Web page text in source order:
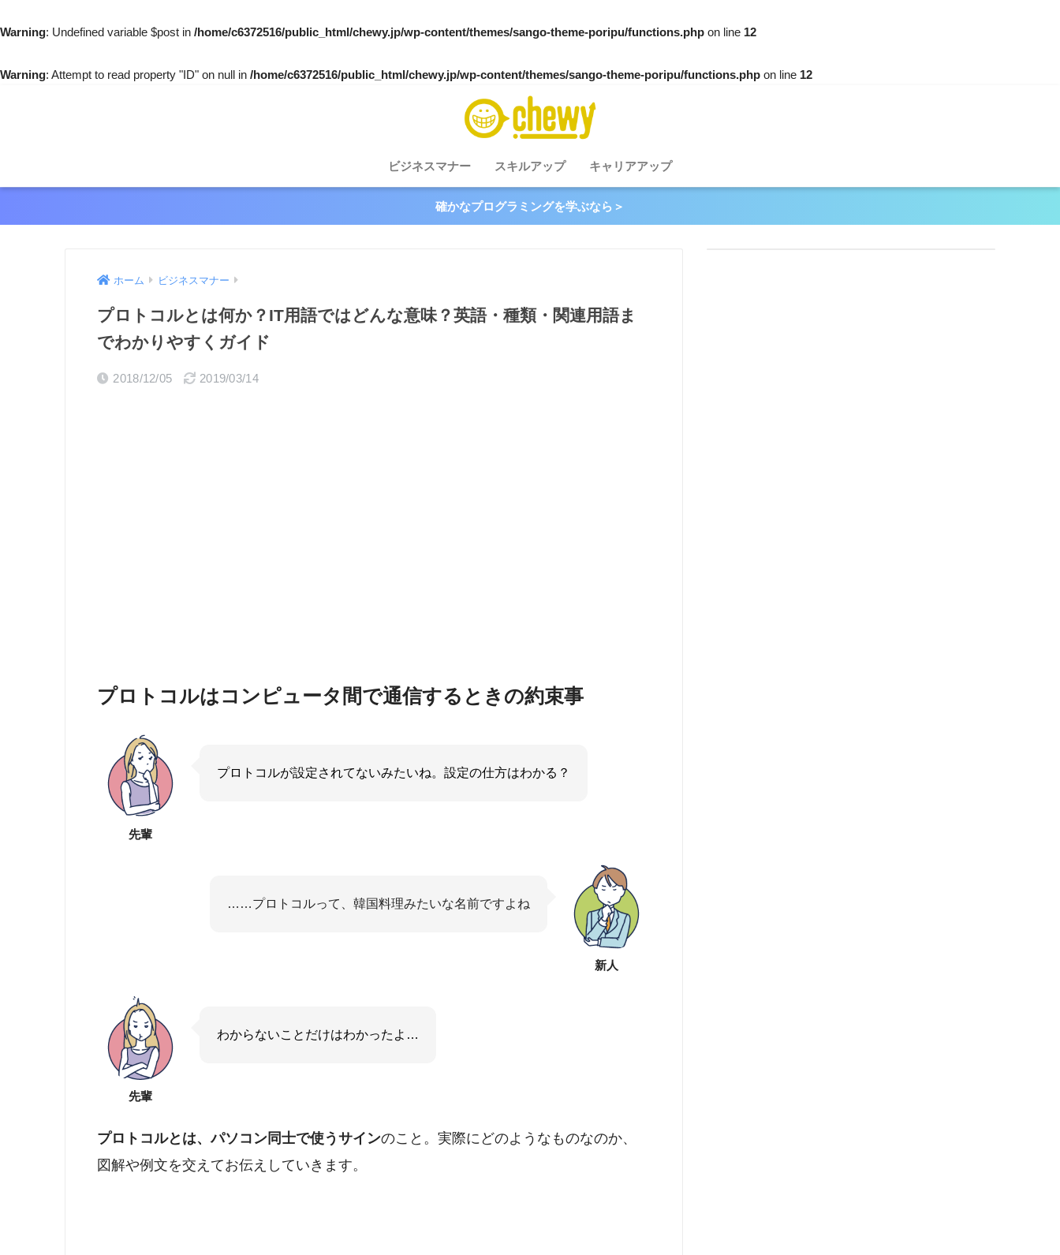
Warning: Undefined variable $post in /home/c6372516/public_html/chewy.jp/wp-content/themes/sango-theme-poripu/functions.php on line 12
Warning: Attempt to read property "ID" on null in /home/c6372516/public_html/chewy.jp/wp-content/themes/sango-theme-poripu/functions.php on line 12
ビジネスマナー スキルアップ キャリアアップ
確かなプログラミングを学ぶなら＞
ホーム ビジネスマナー
プロトコルとは何か？IT用語ではどんな意味？英語・種類・関連用語ま
でわかりやすくガイド
2018/12/05 2019/03/14
プロトコルはコンピュータ間で通信するときの約束事
先輩
プロトコルが設定されてないみたいね。設定の仕方はわかる？
……プロトコルって、韓国料理みたいな名前ですよね
新人
先輩
わからないことだけはわかったよ…
プロトコルとは、パソコン同士で使うサインのこと。実際にどのようなものなのか、
図解や例文を交えてお伝えしていきます。